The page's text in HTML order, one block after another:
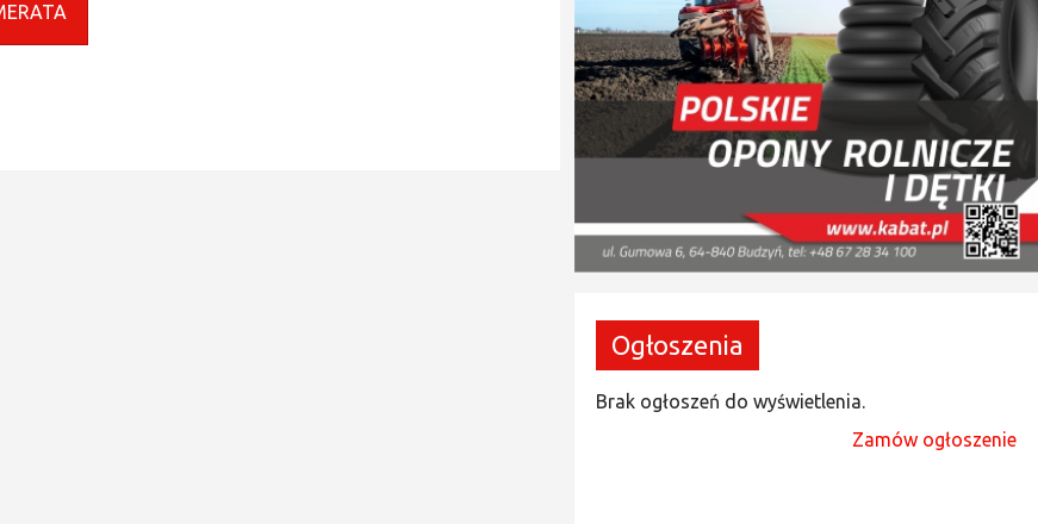
Ogłoszenia
Brak ogłoszeń do wyświetlenia.
Zamów ogłoszenie